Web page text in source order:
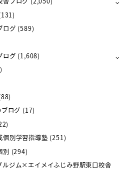
ログ (589)
ログ (1,608)
ログ (17)
個別学習指導塾 (251)
別 (294)
ルジム×エイメイふじみ野駅東口校舎